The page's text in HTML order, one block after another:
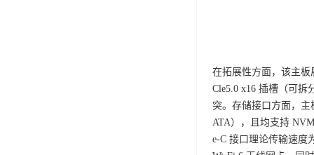
在拓展性方面，该主
Cle5.0 x16 插槽（可拆
突。存储接口方面，主
ATA），且均支持
e-C 接口理论传输速度